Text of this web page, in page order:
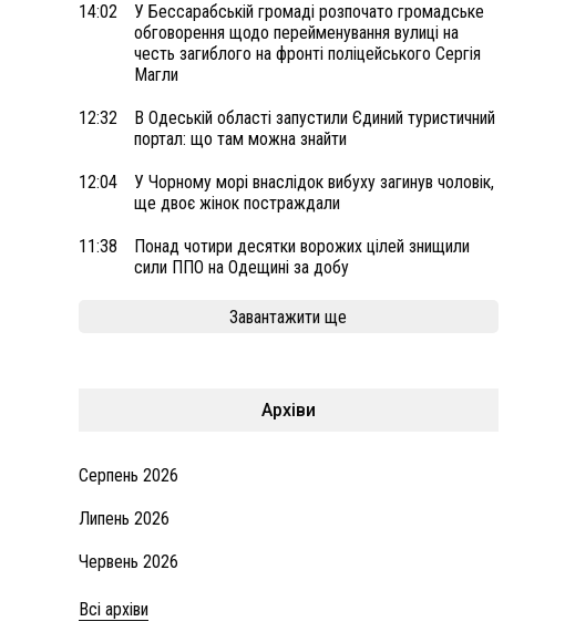
14:02
У Бессарабській громаді розпочато громадське
обговорення щодо перейменування вулиці на
честь загиблого на фронті поліцейського Сергія
Магли
12:32
В Одеській області запустили Єдиний туристичний
портал: що там можна знайти
12:04
У Чорному морі внаслідок вибуху загинув чоловік,
ще двоє жінок постраждали
11:38
Понад чотири десятки ворожих цілей знищили
сили ППО на Одещині за добу
Завантажити ще
Архіви
Серпень 2026
Липень 2026
Червень 2026
Всі архіви